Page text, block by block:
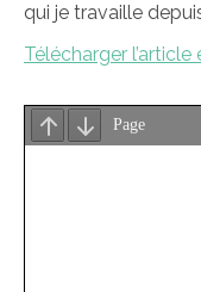
qui je travaille
Télécharger l’article